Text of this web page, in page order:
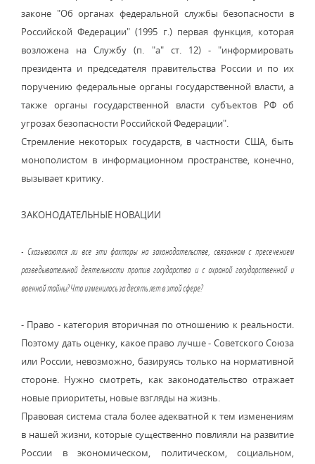
законе "Об органах федеральной службы безопасности в
Российской Федерации" (1995 г.) первая функция, которая
возложена на Службу (п. "а" ст. 12) - "информировать
президента и председателя правительства России и по их
поручению федеральные органы государственной власти, а
также органы государственной власти субъектов РФ об
угрозах безопасности Российской Федерации".
Стремление некоторых государств, в частности США, быть
монополистом в информационном пространстве, конечно,
вызывает критику.
ЗАКОНОДАТЕЛЬНЫЕ НОВАЦИИ
- Сказываются ли все эти факторы на законодательстве, связанном с пресечением
разведывательной деятельности против государства и с охраной государственной и
военной тайны? Что изменилось за десять лет в этой сфере?
- Право - категория вторичная по отношению к реальности.
Поэтому дать оценку, какое право лучше - Советского Союза
или России, невозможно, базируясь только на нормативной
стороне. Нужно смотреть, как законодательство отражает
новые приоритеты, новые взгляды на жизнь.
Правовая система стала более адекватной к тем изменениям
в нашей жизни, которые существенно повлияли на развитие
России в экономическом, политическом, социальном,